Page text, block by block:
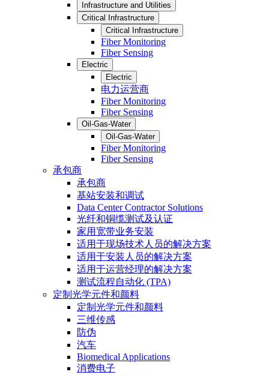
Infrastructure and Utilities
Critical Infrastructure
Critical Infrastructure
Fiber Monitoring
Fiber Sensing
Electric
Electric
电力运营商
Fiber Monitoring
Fiber Sensing
Oil-Gas-Water
Oil-Gas-Water
Fiber Monitoring
Fiber Sensing
承包商
承包商
基站安装和调试
Data Center Contractor Solutions
光纤和铜缆测试及认证
家用宽带业务安装
适用于现场技术人员的解决方案
适用于安装人员的解决方案
适用于运营经理的解决方案
测试流程自动化 (TPA)
定制光学元件和颜料
定制光学元件和颜料
三维传感
防伪
汽车
Biomedical Applications
消费电子